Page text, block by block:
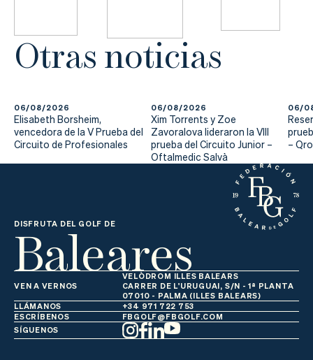
Otras noticias
06/08/2026
Elisabeth Borsheim,
vencedora de la V Prueba del
Circuito de Profesionales
06/08/2026
Xim Torrents y Zoe
Zavoralova lideraron la VIII
prueba del Circuito Junior –
Oftalmedic Salvà
06/
–
DISFRUTA DEL GOLF DE
Baleares
VEN A VERNOS
VELÒDROM ILLES BALEARS
CARRER DE L'URUGUAI, S/N - 1ª PLANTA
07010 - PALMA (ILLES BALEARS)
LLÁMANOS
+34 971 722 753
ESCRÍBENOS
FBGOLF@FBGOLF.COM
SÍGUENOS